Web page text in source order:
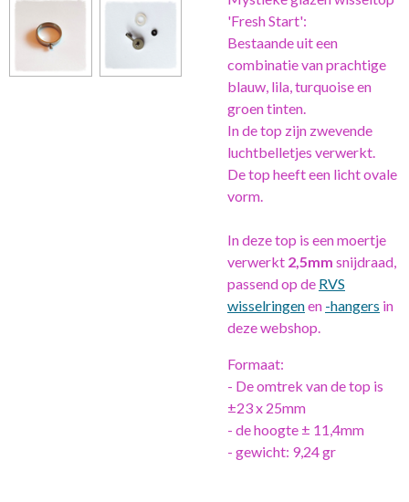
'Fresh Start':
Bestaande uit een
combinatie van prachtige
blauw, lila, turquoise en
groen tinten.
In de top zijn zwevende
luchtbelletjes verwerkt.
De top heeft een licht ovale
vorm.
In deze top is een moertje
verwerkt 2,5mm snijdraad,
passend op de RVS
wisselringenen -hangers in
deze webshop.
Formaat:
- De omtrek van de top is
±23 x 25mm
- de hoogte ± 11,4mm
- gewicht: 9,24 gr